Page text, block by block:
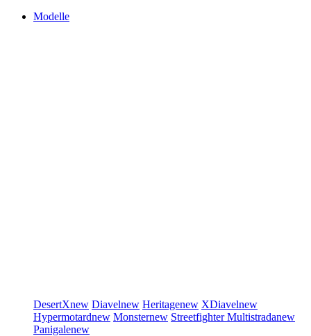
Modelle
DesertXnew Diavelnew Heritagenew XDiavelnew
Hypermotardnew Monsternew StreetfighterMultistradanew
Panigalenew